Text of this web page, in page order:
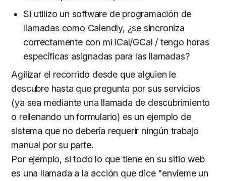
Si utilizo un software de programación de
llamadas como Calendly, ¿se sincroniza
correctamente con mi iCal/GCal / tengo horas
específicas asignadas para las llamadas?
Agilizar el recorrido desde que alguien le
descubre hasta que pregunta por sus servicios
(ya sea mediante una llamada de descubrimiento
o rellenando un formulario) es un ejemplo de
sistema que no debería requerir ningún trabajo
manual por su parte.
Por ejemplo, si todo lo que tiene en su sitio web
es una llamada a la acción que dice "envíeme un